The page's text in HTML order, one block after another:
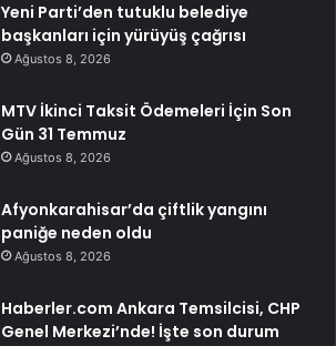
Yeni Parti’den tutuklu belediye
başkanları için yürüyüş çağrısı
Ağustos 8, 2026
MTV İkinci Taksit Ödemeleri İçin Son
Gün 31 Temmuz
Ağustos 8, 2026
Afyonkarahisar’da çiftlik yangını
paniğe neden oldu
Ağustos 8, 2026
Haberler.com Ankara Temsilcisi, CHP
Genel Merkezi’nde! İşte son durum